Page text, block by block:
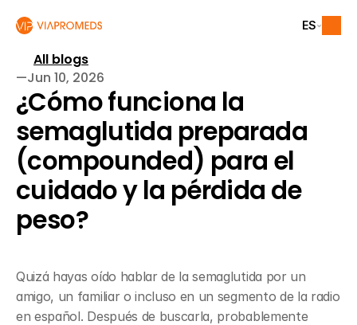
ES
All blogs
—Jun 10, 2026
¿Cómo funciona la
semaglutida preparada
(compounded) para el
cuidado y la pérdida de
peso?
Quizá hayas oído hablar de la semaglutida por un
amigo, un familiar o incluso en un segmento de la radio
en español. Después de buscarla, probablemente